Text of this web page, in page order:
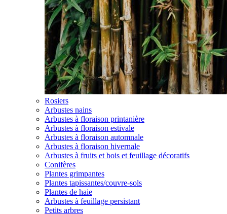
Rosiers
Arbustes nains
Arbustes à floraison printanière
Arbustes à floraison estivale
Arbustes à floraison automnale
Arbustes à floraison hivernale
Arbustes à fruits et bois et feuillage décoratifs
Conifères
Plantes grimpantes
Plantes tapissantes/couvre-sols
Plantes de haie
Arbustes à feuillage persistant
Petits arbres